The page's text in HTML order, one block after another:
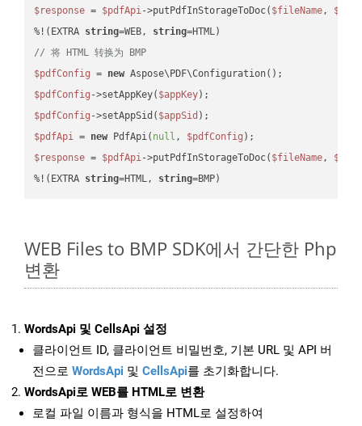
$response = $pdfApi->putPdfInStorageToDoc( $fileName,
%!(EXTRA string=WEB, string
// 将 HTML 转换为 BMP
$pdfConfig = new
$pdfConfig ->setAppKey( $appKey
$pdfConfig ->setAppSid( $appSid
$pdfApi = new PdfApi( null , $pdfConfig
$response = $pdfApi->putPdfInStorageToDoc( $fileName,
%!(EXTRA string=HTML, string=BMP)
WEB Files to BMP SDK에서 간단한 Php
변환
WordsApi 및 CellsApi 설정
클라이언트 ID, 클라이언트 비밀번호, 기본 URL 및 API 버
전으로 WordsApi 및 CellsApi를 초기화합니다.
WordsApi로 WEB를 HTML로 변환
로컬 파일 이름과 형식을 HTML로 설정하여